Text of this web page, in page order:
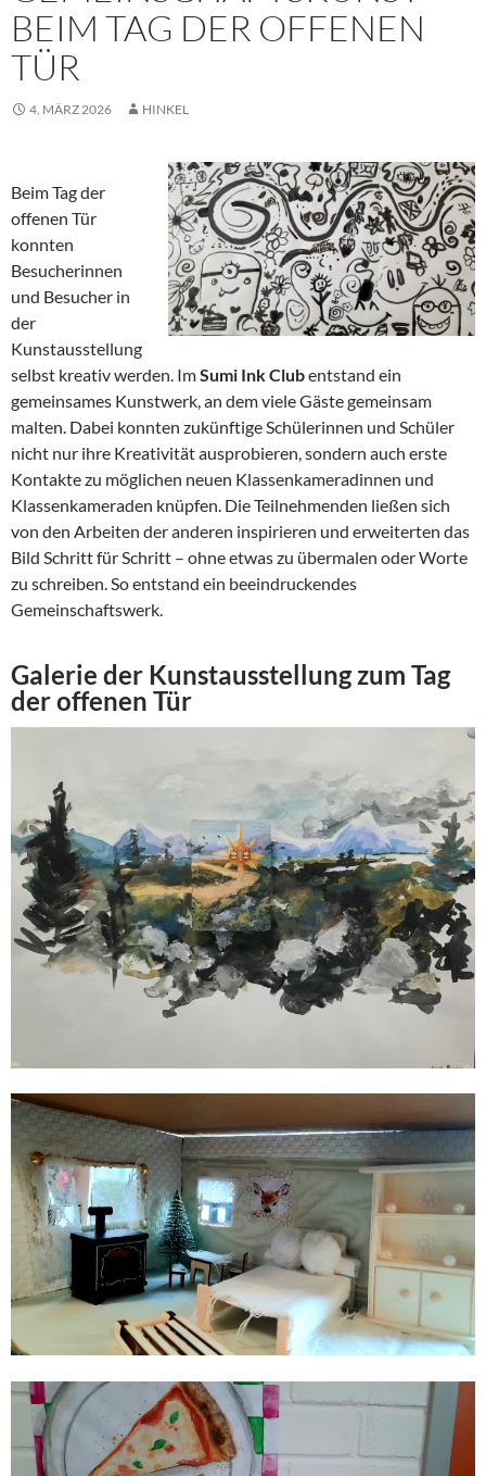
BEIM TAG DER OFFENEN
TÜR
4. MÄRZ 2026 HINKEL
Beim Tag der
offenen Tür
konnten
Besucherinnen
und Besucher in
der
Kunstausstellung
selbst kreativ werden. ImSumi Ink Clubentstand ein
gemeinsames Kunstwerk, an dem viele Gäste gemeinsam
malten. Dabei konnten zukünftige Schülerinnen und Schüler
nicht nur ihre Kreativität ausprobieren, sondern auch erste
Kontakte zu möglichen neuen Klassenkameradinnen und
Klassenkameraden knüpfen. Die Teilnehmenden ließen sich
von den Arbeiten der anderen inspirieren und erweiterten das
Bild Schritt für Schritt – ohne etwas zu übermalen oder Worte
zu schreiben. So entstand ein beeindruckendes
Gemeinschaftswerk.
Galerie der Kunstausstellung zum Tag
der offenen Tür